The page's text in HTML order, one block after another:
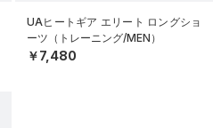
UAヒートギア エリート ロングショ
ーツ（トレーニング/MEN）
￥7,480